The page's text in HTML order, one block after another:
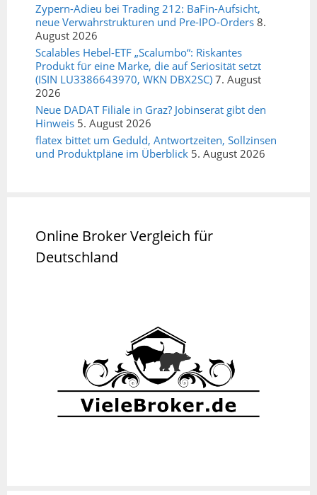
Zypern-Adieu bei Trading 212: BaFin-Aufsicht,
neue Verwahrstrukturen und Pre-IPO-Orders 8.
August 2026
Scalables Hebel-ETF „Scalumbo“: Riskantes
Produkt für eine Marke, die auf Seriosität setzt
(ISIN LU3386643970, WKN DBX2SC) 7. August
2026
Neue DADAT Filiale in Graz? Jobinserat gibt den
Hinweis 5. August 2026
flatex bittet um Geduld, Antwortzeiten, Sollzinsen
und Produktpläne im Überblick 5. August 2026
Online Broker Vergleich für
Deutschland